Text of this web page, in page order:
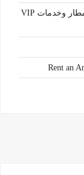
ايجار مرسيدس V_Class في مصر: ليموزين المطار وخدمات VIP
Rent an